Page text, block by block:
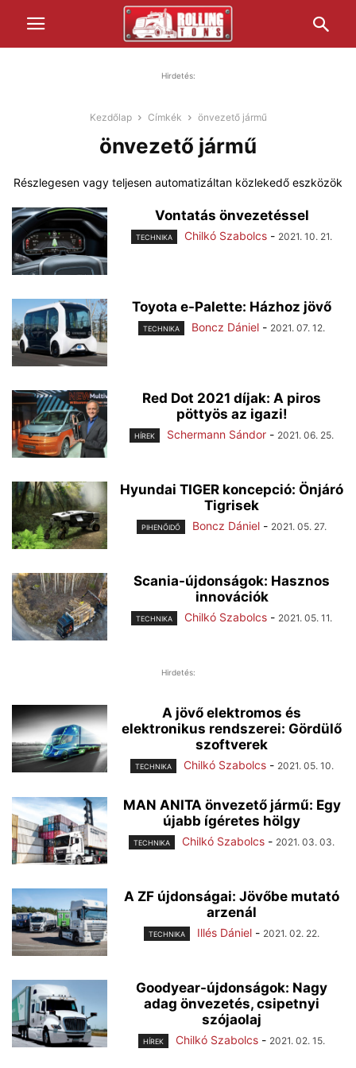
Hirdetés:
Kezdőlap Címkék önvezető jármű
önvezető jármű
Részlegesen vagy teljesen automatizáltan közlekedő eszközök
Vontatás önvezetéssel
TECHNIKA Chilkó Szabolcs - 2021. 10. 21.
Toyota e-Palette: Házhoz jövő
TECHNIKA Boncz Dániel - 2021. 07. 12.
Red Dot 2021 díjak: A piros
pöttyös az igazi!
HÍREK Schermann Sándor - 2021. 06. 25.
Hyundai TIGER koncepció: Önjáró
Tigrisek
PIHENŐIDŐ Boncz Dániel - 2021. 05. 27.
Scania-újdonságok: Hasznos
innovációk
TECHNIKA Chilkó Szabolcs - 2021. 05. 11.
Hirdetés:
A jövő elektromos és
elektronikus rendszerei: Gördülő
szoftverek
TECHNIKA Chilkó Szabolcs - 2021. 05. 10.
MAN ANITA önvezető jármű: Egy
újabb ígéretes hölgy
TECHNIKA Chilkó Szabolcs - 2021. 03. 03.
A ZF újdonságai: Jövőbe mutató
arzenál
TECHNIKA Illés Dániel - 2021. 02. 22.
Goodyear-újdonságok: Nagy
adag önvezetés, csipetnyi
szójaolaj
HÍREK Chilkó Szabolcs - 2021. 02. 15.